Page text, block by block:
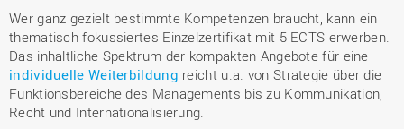
Wer ganz gezielt bestimmte Kompetenzen braucht, kann ein
thematisch fokussiertes Einzelzertifikat mit 5 ECTS erwerben.
Das inhaltliche Spektrum der kompakten Angebote für eine
individuelle Weiterbildung reicht u.a. von Strategie über die
Funktionsbereiche des Managements bis zu Kommunikation,
Recht und Internationalisierung.